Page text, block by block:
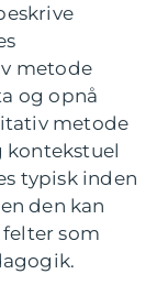
metode
og opnå
metode
kontekstuel
typisk inden
den kan
som